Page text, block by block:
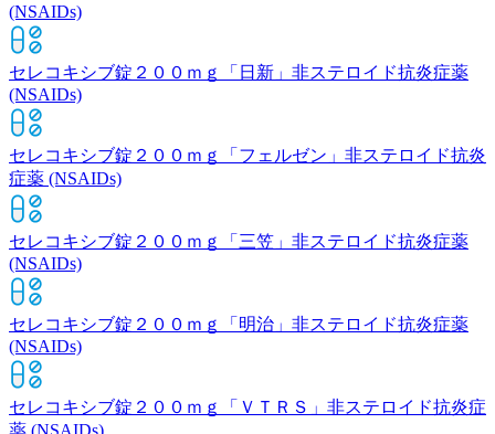
(NSAIDs)
セレコキシブ錠２００ｍｇ「日新」 非ステロイド抗炎症薬
(NSAIDs)
セレコキシブ錠２００ｍｇ「フェルゼン」 非ステロイド抗炎
症薬 (NSAIDs)
セレコキシブ錠２００ｍｇ「三笠」 非ステロイド抗炎症薬
(NSAIDs)
セレコキシブ錠２００ｍｇ「明治」 非ステロイド抗炎症薬
(NSAIDs)
セレコキシブ錠２００ｍｇ「ＶＴＲＳ」 非ステロイド抗炎症
薬 (NSAIDs)